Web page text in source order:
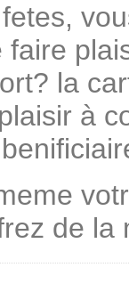
faire
la
à
de la